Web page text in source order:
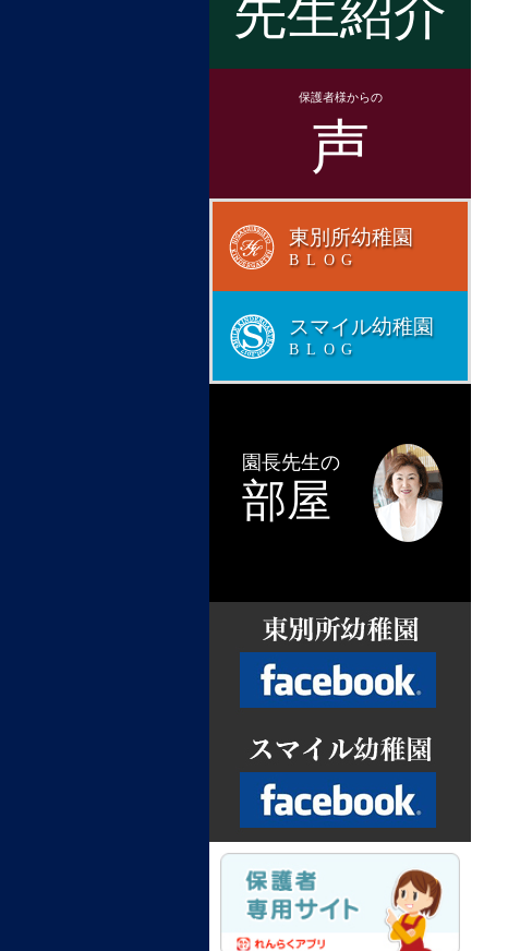
先生紹介
保護者様からの
声
東別所幼稚園
BLOG
スマイル幼稚園
BLOG
園長先生の
部屋
Facebook
Facebook